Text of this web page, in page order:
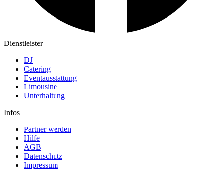
Dienstleister
DJ
Catering
Eventausstattung
Limousine
Unterhaltung
Infos
Partner werden
Hilfe
AGB
Datenschutz
Impressum